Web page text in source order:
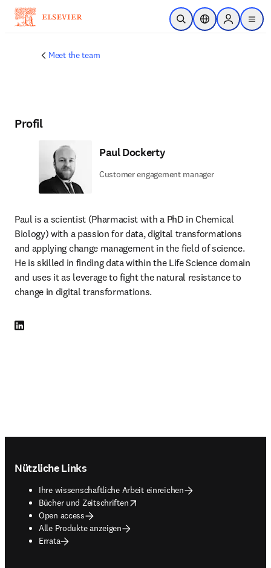
Zum Hauptinhalt wechseln
Suche öffnenStandortauswahl
Sign in to
menu
Meet the team
Profil
Paul Dockerty
Customer engagement manager
Paul is a scientist (Pharmacist with a PhD in Chemical
Biology) with a passion for data, digital transformations
and applying change management in the field of science.
He is skilled in finding data within the Life Science domain
and uses it as leverage to fight the natural resistance to
change in digital transformations.
LinkedIn Wird in neuem Tab/Fenster geöffnet
Nützliche Links
Ihre wissenschaftliche Arbeit einreichen
Bücher und Zeitschriften
opens in new tab/window
Open access
Alle Produkte anzeigen
Errata